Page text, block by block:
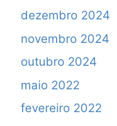
dezembro 2024
novembro 2024
outubro 2024
maio 2022
fevereiro 2022